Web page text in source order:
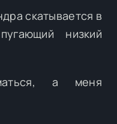
скатывается в
низкий
а меня